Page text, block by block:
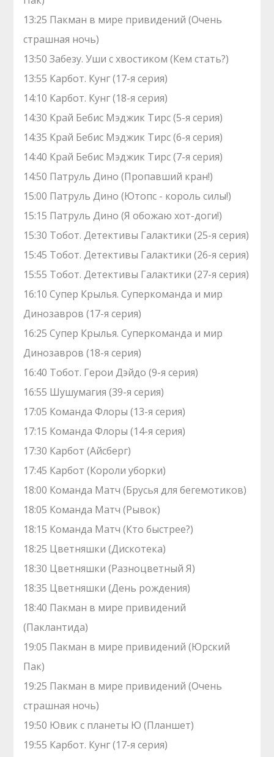
13:25 Пакман в мире привидений (Очень
страшная ночь)
13:50 Забезу. Уши с хвостиком (Кем стать?)
13:55 Карбот. Кунг (17-я серия)
14:10 Карбот. Кунг (18-я серия)
14:30 Край Бебис Мэджик Тирс (5-я серия)
14:35 Край Бебис Мэджик Тирс (6-я серия)
14:40 Край Бебис Мэджик Тирс (7-я серия)
14:50 Патруль Дино (Пропавший кран!)
15:00 Патруль Дино (Ютопс - король силы!)
15:15 Патруль Дино (Я обожаю хот-доги!)
15:30 Тобот. Детективы Галактики (25-я серия)
15:45 Тобот. Детективы Галактики (26-я серия)
15:55 Тобот. Детективы Галактики (27-я серия)
16:10 Супер Крылья. Суперкоманда и мир
Динозавров (17-я серия)
16:25 Супер Крылья. Суперкоманда и мир
Динозавров (18-я серия)
16:40 Тобот. Герои Дэйдо (9-я серия)
16:55 Шушумагия (39-я серия)
17:05 Команда Флоры (13-я серия)
17:15 Команда Флоры (14-я серия)
17:30 Карбот (Айсберг)
17:45 Карбот (Короли уборки)
18:00 Команда Матч (Брусья для бегемотиков)
18:05 Команда Матч (Рывок)
18:15 Команда Матч (Кто быстрее?)
18:25 Цветняшки (Дискотека)
18:30 Цветняшки (Разноцветный Я)
18:35 Цветняшки (День рождения)
18:40 Пакман в мире привидений
(Паклантида)
19:05 Пакман в мире привидений (Юрский
Пак)
19:25 Пакман в мире привидений (Очень
страшная ночь)
19:50 Ювик с планеты Ю (Планшет)
19:55 Карбот. Кунг (17-я серия)